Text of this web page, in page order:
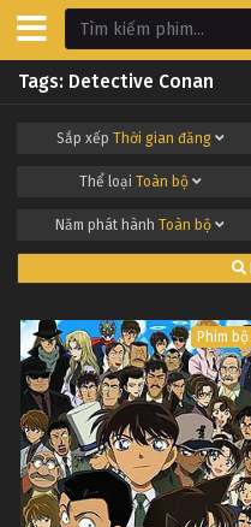
Tags: Detective Conan
Sắp xếp Thời gian đăng
Thể loại Toàn bộ
Năm phát hành Toàn bộ
Phim bộ